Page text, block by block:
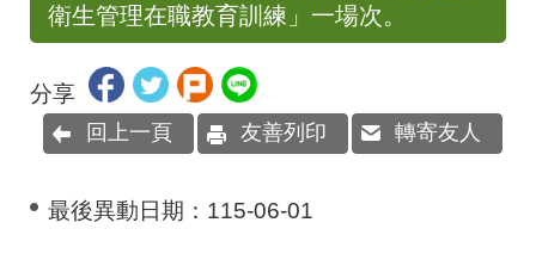
衛生管理在職教育訓練」一場次。
分享
回上一頁 友善列印 轉寄友人
最後異動日期： 115-06-01